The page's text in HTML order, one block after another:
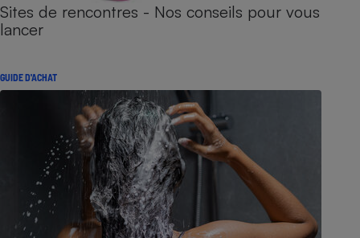
Sites de rencontres - Nos conseils pour vous
lancer
GUIDE D'ACHAT